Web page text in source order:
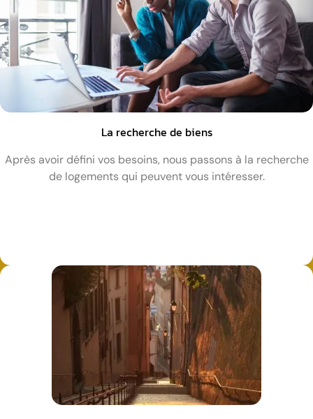
La recherche de biens
Après avoir défini vos besoins, nous passons à la recherche
de logements qui peuvent vous intéresser.